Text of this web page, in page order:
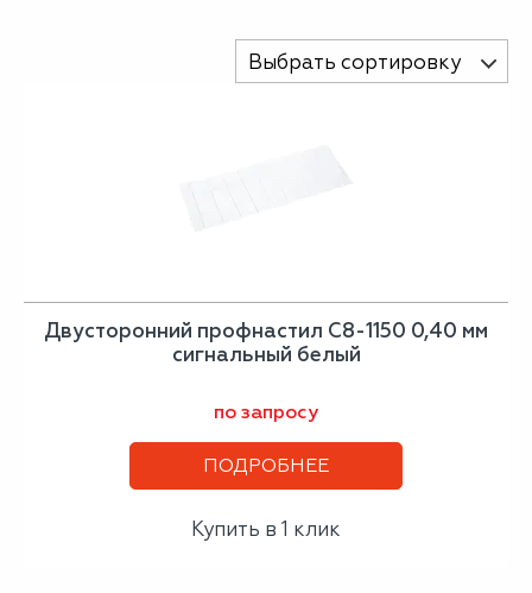
Выбрать сортировку
Двусторонний профнастил С8-1150 0,40 мм
сигнальный белый
по запросу
ПОДРОБНЕЕ
Купить в 1 клик